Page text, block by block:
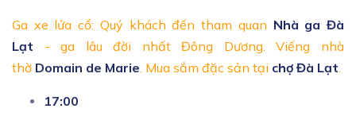
Ga xe lửa cổ: Quý khách đến tham quan Nhà ga Đà
Lạt - ga lâu đời nhất Đông Dương. Viếng nhà
thờ Domain de Marie . Mua sắm đặc sản tại chợ Đà Lạt
17:00